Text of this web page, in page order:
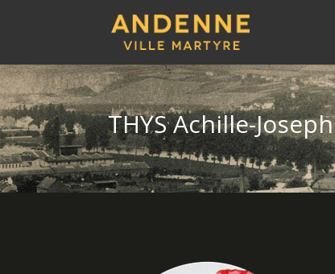
THYS Achille-Joseph